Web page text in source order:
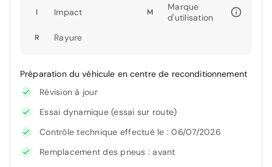
I Impact M
Marque
d'utilisation
R Rayure
Préparation du véhicule en centre de reconditionnement
Révision à jour
Essai dynamique (essai sur route)
Contrôle technique effectué le : 06/07/2026
Remplacement des pneus : avant